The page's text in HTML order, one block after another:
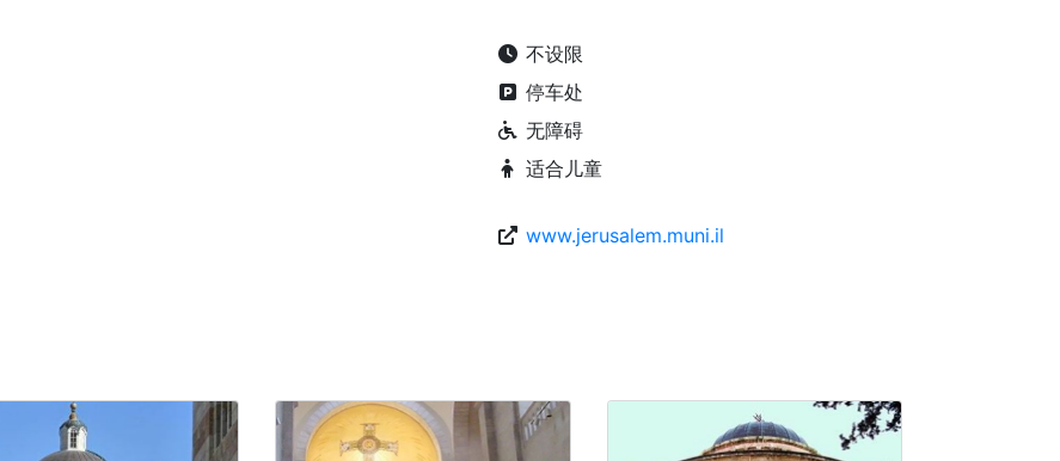
不设限
停车处
无障碍
适合儿童
www.jerusalem.muni.il